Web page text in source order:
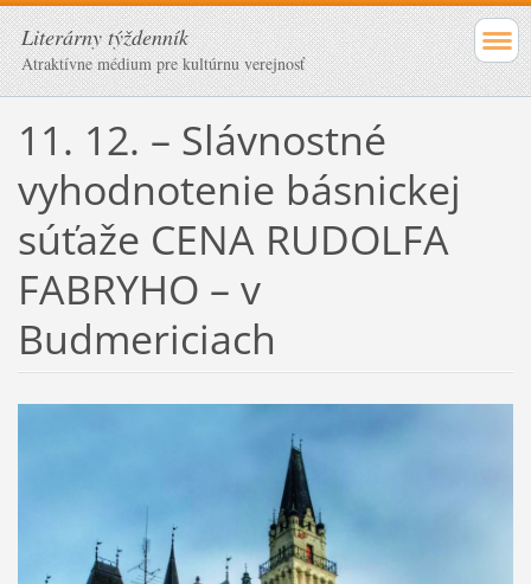
Literárny týždenník
Atraktívne médium pre kultúrnu verejnosť
11. 12. – Slávnostné
vyhodnotenie básnickej
súťaže CENA RUDOLFA
FABRYHO – v
Budmericiach